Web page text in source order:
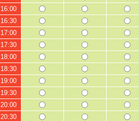
16:00
16:30
17:00
17:30
18:00
18:30
19:00
19:30
20:00
20:30